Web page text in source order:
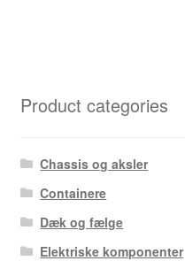
Product categories
Chassis og aksler
Containere
Dæk og fælge
Elektriske komponenter